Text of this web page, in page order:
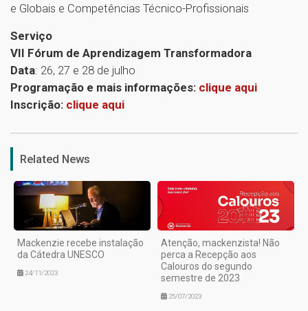
e Globais e Competências Técnico-Profissionais
Serviço
VII Fórum de Aprendizagem Transformadora
Data: 26, 27 e 28 de julho
Programação e mais informações: clique aqui
Inscrição: clique aqui
Related News
Mackenzie recebe instalação
da Cátedra UNESCO
24/11/2023
Atenção, mackenzista! Não
perca a Recepção aos
Calouros do segundo
semestre de 2023
25/07/2023